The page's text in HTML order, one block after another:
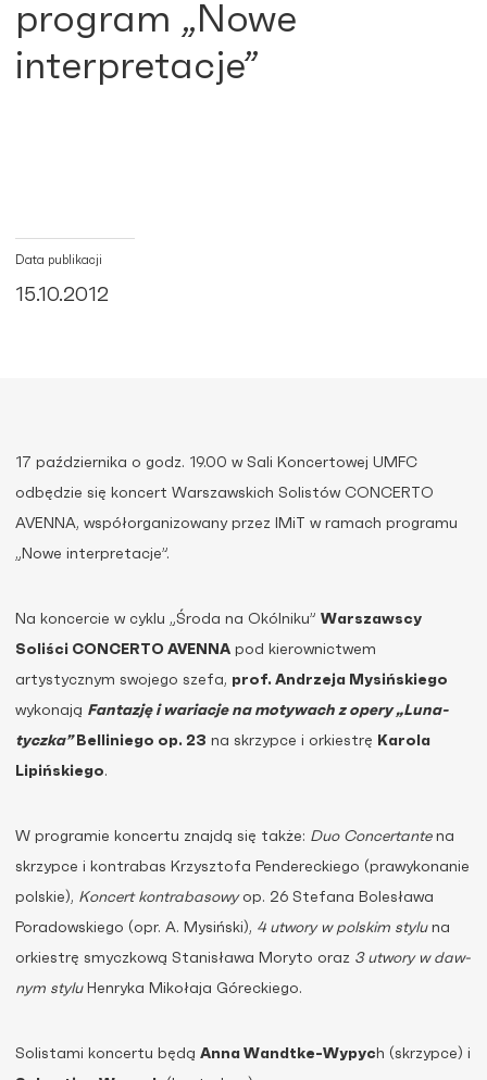
program „Nowe
interpretacje”
Data publikacji
15.10.2012
17 października o godz. 19.00 w Sali Koncertowej UMFC
odbędzie się koncert Warszawskich Solistów CONCERTO
AVENNA, współorganizowany przez IMiT w ramach programu
„Nowe interpretacje”.
Na koncercie w cyklu „Środa na Okólniku” Warszawscy
Soliści CONCERTO AVENNA pod kierownictwem
artystycznym swojego szefa, prof. Andrzeja Mysińskiego
wykonają Fan­ta­zję i wariacje na moty­wach z opery „Luna­
tyczka” Bel­li­niego op. 23 na skrzypce i orkiestrę Karola
Lipińskiego.
W programie koncertu znajdą się także: Duo Con­cer­tantena
skrzypce i kon­tra­bas Krzysztofa Pendereckiego (pra­wy­ko­na­nie
polskie), Kon­cert kon­tra­ba­sowyop. 26 Stefana Bolesława
Poradowskiego (opr. A. Mysiński), 4 utwory w pol­skim styluna
orkie­strę smyczkową Stanisława Moryto oraz 3 utwory w daw­
nym stylu Henryka Mikołaja Góreckiego.
Solistami koncertu będą Anna Wandtke-Wypyc h (skrzypce) i